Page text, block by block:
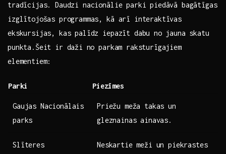
tradīcijas. Daudzi nacionālie parki piedāvā bagātīgas
izglītojošas programmas, kā arī interaktīvas‌
ekskursijas, kas palīdz iepazīt dabu no⁤ jauna skatu ​
punkta.Šeit ir daži⁢ no parkam raksturīgajiem
elementiem:
Parki Piezīmes
Gaujas Nacionālais
parks
Priežu meža takas un
gleznainas ainavas.
Slīteres
Neskartie meži un piekrastes